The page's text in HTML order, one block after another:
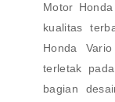
Motor
kualitas
Honda
terletak
bagian